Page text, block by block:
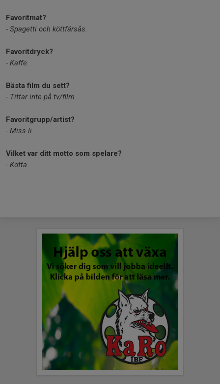
Favoritmat?
- Spagetti och köttfärsås.
Favoritdryck?
- Kaffe.
Bästa film du sett?
- Tittar inte på tv/film.
Favoritgrupp/artist?
- Miss li.
Vilket var ditt motto som spelare?
- Kötta.